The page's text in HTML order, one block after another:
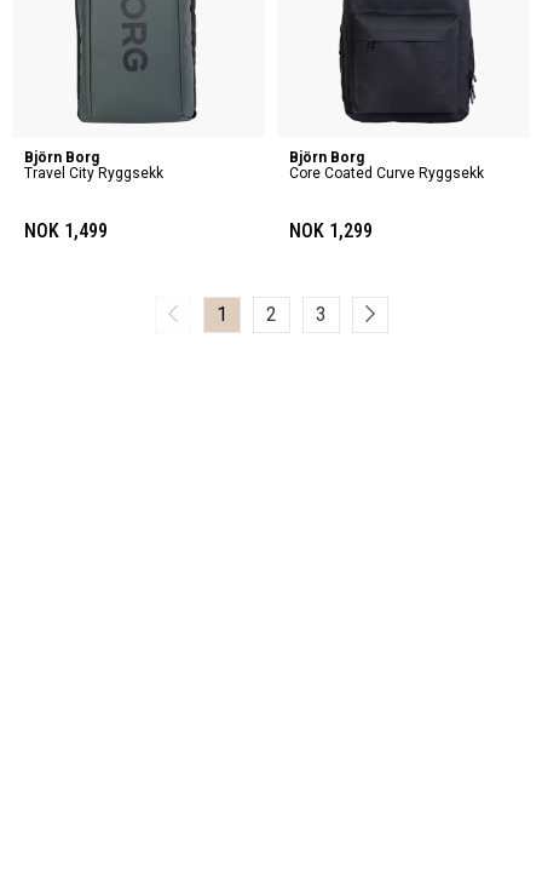
Travel City Ryggsekk
Björn Borg
NOK 1,499
Core Coated Curve Ryggsekk
Björn Borg
NOK 1,299
1 2 3